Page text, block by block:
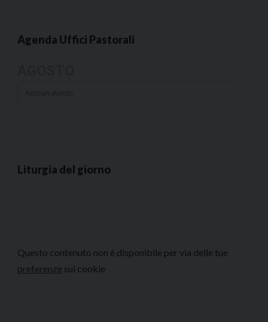
Agenda Uffici Pastorali
Liturgia del giorno
Questo contenuto non è disponibile per via delle tue
preferenze sui cookie